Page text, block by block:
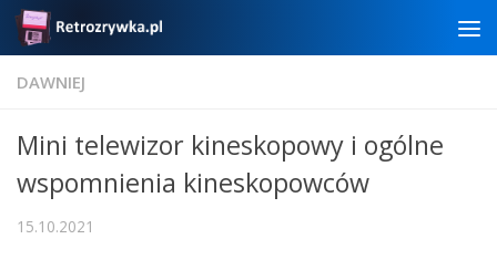
Skip to content
DAWNIEJ
Mini telewizor kineskopowy i ogólne
wspomnienia kineskopowców
15.10.2021